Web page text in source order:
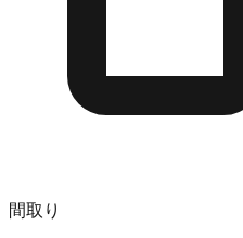
間取り